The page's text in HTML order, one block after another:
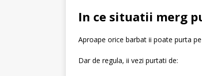
In ce situatii merg
Aproape orice barbat ii poate purta
Dar de regula, ii vezi purtati de: